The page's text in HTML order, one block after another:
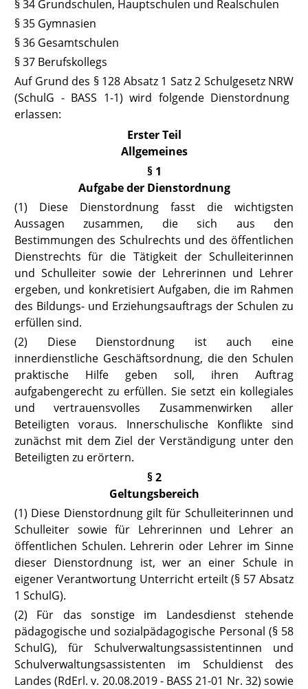
§ 34 Grundschulen, Hauptschulen und Realschulen
§ 35 Gymnasien
§ 36 Gesamtschulen
§ 37 Berufskollegs
Auf Grund des § 128 Absatz 1 Satz 2 Schulgesetz NRW
(SchulG - BASS 1-1) wird folgende Dienstordnung
erlassen:
Erster Teil
Allgemeines
§ 1
Aufgabe der Dienstordnung
(1) Diese Dienstordnung fasst die wichtigsten
Aussagen zusammen, die sich aus den
Bestimmungen des Schulrechts und des öffentlichen
Dienstrechts für die Tätigkeit der Schulleiterinnen
und Schulleiter sowie der Lehrerinnen und Lehrer
ergeben, und konkretisiert Aufgaben, die im Rahmen
des Bildungs- und Erziehungsauftrags der Schulen zu
erfüllen sind.
(2) Diese Dienstordnung ist auch eine
innerdienstliche Geschäftsordnung, die den Schulen
praktische Hilfe geben soll, ihren Auftrag
aufgabengerecht zu erfüllen. Sie setzt ein kollegiales
und vertrauensvolles Zusammenwirken aller
Beteiligten voraus. Innerschulische Konflikte sind
zunächst mit dem Ziel der Verständigung unter den
Beteiligten zu erörtern.
§ 2
Geltungsbereich
(1) Diese Dienstordnung gilt für Schulleiterinnen und
Schulleiter sowie für Lehrerinnen und Lehrer an
öffentlichen Schulen. Lehrerin oder Lehrer im Sinne
dieser Dienstordnung ist, wer an einer Schule in
eigener Verantwortung Unterricht erteilt (§ 57 Absatz
1 SchulG).
(2) Für das sonstige im Landesdienst stehende
pädagogische und sozialpädagogische Personal (§ 58
SchulG), für Schulverwaltungsassistentinnen und
Schulverwaltungsassistenten im Schuldienst des
Landes (RdErl. v. 20.08.2019 - BASS 21-01 Nr. 32) sowie